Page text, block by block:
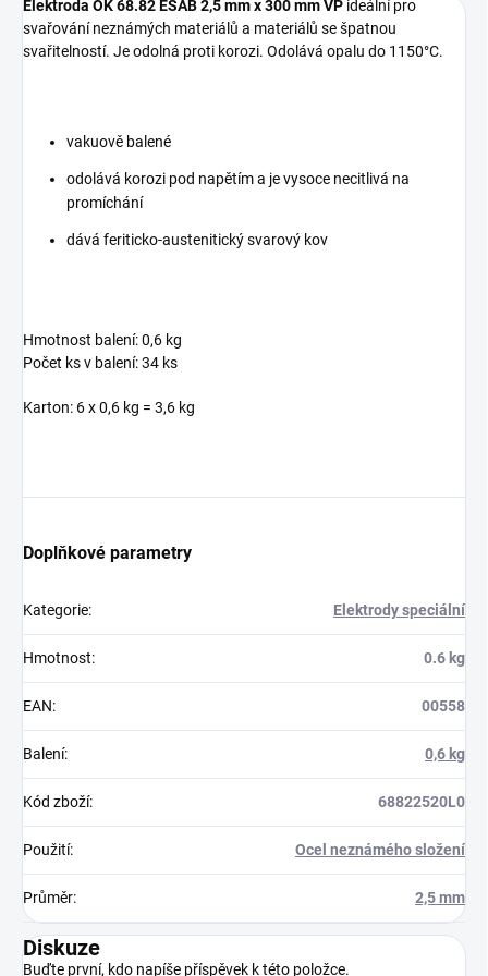
Elektroda OK 68.82 ESAB 2,5 mm x 300 mm VP ideální pro
svařování neznámých materiálů a materiálů se špatnou
svařitelností. Je odolná proti korozi. Odolává opalu do 1150°C.
vakuově balené
odolává korozi pod napětím a je vysoce necitlivá na
promíchání
dává feriticko-austenitický svarový kov
Hmotnost balení: 0,6 kg
Počet ks v balení: 34 ks
Karton: 6 x 0,6 kg = 3,6 kg
Doplňkové parametry
Kategorie: Elektrody speciální
Hmotnost: 0.6 kg
EAN: 00558
Balení: 0,6 kg
Kód zboží: 68822520L0
Použití: Ocel neznámého složení
Průměr: 2,5 mm
Diskuze
Buďte první, kdo napíše příspěvek k této položce.